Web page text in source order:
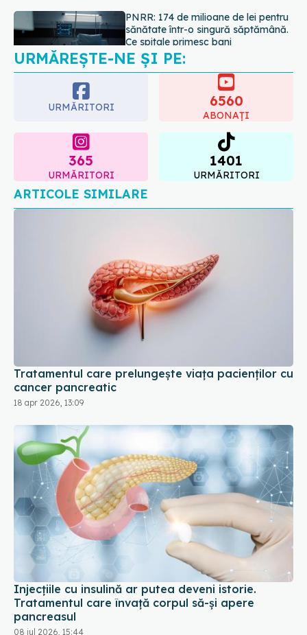
Ce spune culoarea ta preferată
despre vârsta pe care o ai. Care
este "codul cromatic" al generațiilor
07.08.2026, 21:29
URMĂREȘTE-NE ȘI PE:
URMĂRITORI
365 1401
ARTICOLE SIMILARE
Tratamentul care prelungește viața pacienților cu
cancer pancreatic
Injecțiile cu insulină ar putea deveni istorie.
Tratamentul care învață corpul să-și apere
pancreasul
08 iul 2026, 15:44